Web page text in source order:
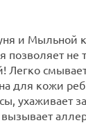
и Мыльной
позволяет не
Легко
для кожи
ухаживает